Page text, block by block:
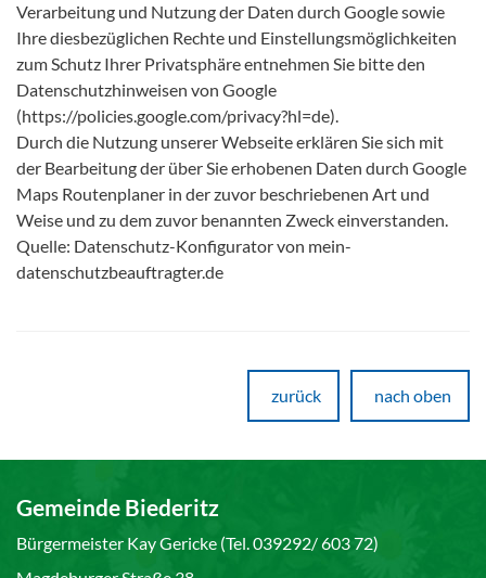
Verarbeitung und Nutzung der Daten durch Google sowie
Ihre diesbezüglichen Rechte und Einstellungsmöglichkeiten
zum Schutz Ihrer Privatsphäre entnehmen Sie bitte den
Datenschutzhinweisen von Google
(https://policies.google.com/privacy?hl=de).
Durch die Nutzung unserer Webseite erklären Sie sich mit
der Bearbeitung der über Sie erhobenen Daten durch Google
Maps Routenplaner in der zuvor beschriebenen Art und
Weise und zu dem zuvor benannten Zweck einverstanden.
Quelle: Datenschutz-Konfigurator von mein-
datenschutzbeauftragter.de
zurück nach oben
Gemeinde Biederitz
Bürgermeister Kay Gericke (Tel. 039292/ 603 72)